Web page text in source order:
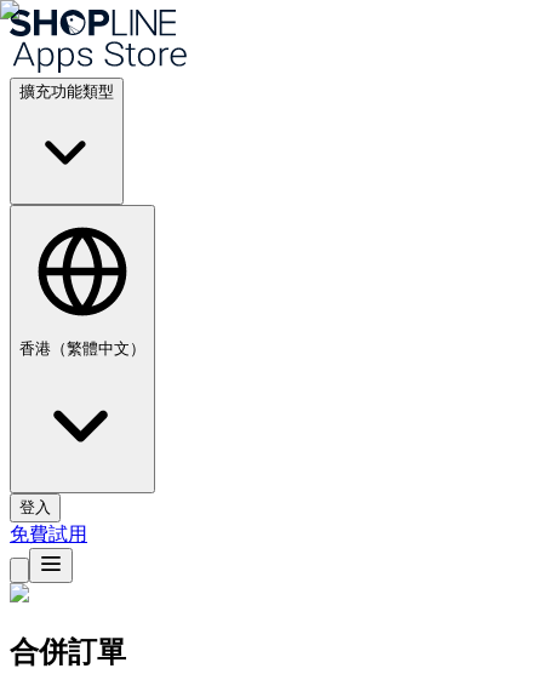
擴充功能類型
香港（繁體中文）
登入
免費試用
合併訂單